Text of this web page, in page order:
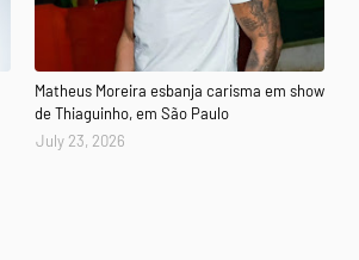
Matheus Moreira esbanja carisma em show
de Thiaguinho, em São Paulo
July 23, 2026